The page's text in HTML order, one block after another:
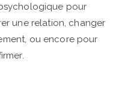
pour
une relation, changer
ou encore pour